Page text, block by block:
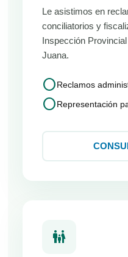
Le asistimos en
conciliatorios y
Inspección
Juana.
circleReclamos
circleRepresentación
family_restroom